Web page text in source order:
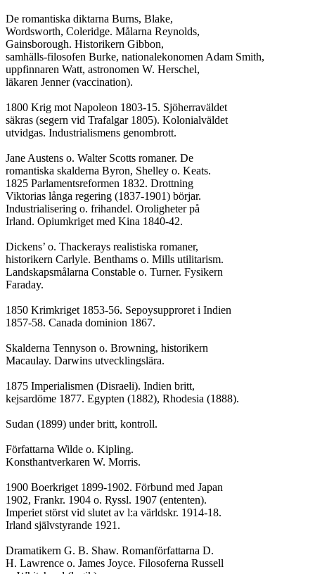
De romantiska diktarna Burns, Blake,
Wordsworth, Coleridge. Målarna Reynolds,
Gainsborough. Historikern Gibbon,
samhälls-filosofen Burke, nationalekonomen Adam Smith,
uppfinnaren Watt, astronomen W. Herschel,
läkaren Jenner (vaccination).
1800 Krig mot Napoleon 1803-15. Sjöherraväldet
säkras (segern vid Trafalgar 1805). Kolonialväldet
utvidgas. Industrialismens genombrott.
Jane Austens o. Walter Scotts romaner. De
romantiska skalderna Byron, Shelley o. Keats.
1825 Parlamentsreformen 1832. Drottning
Viktorias långa regering (1837-1901) börjar.
Industrialisering o. frihandel. Oroligheter på
Irland. Opiumkriget med Kina 1840-42.
Dickens’ o. Thackerays realistiska romaner,
historikern Carlyle. Benthams o. Mills utilitarism.
Landskapsmålarna Constable o. Turner. Fysikern
Faraday.
1850 Krimkriget 1853-56. Sepoysupproret i Indien
1857-58. Canada dominion 1867.
Skalderna Tennyson o. Browning, historikern
Macaulay. Darwins utvecklingslära.
1875 Imperialismen (Disraeli). Indien britt,
kejsardöme 1877. Egypten (1882), Rhodesia (1888).
Sudan (1899) under britt, kontroll.
Författarna Wilde o. Kipling.
Konsthantverkaren W. Morris.
1900 Boerkriget 1899-1902. Förbund med Japan
1902, Frankr. 1904 o. Ryssl. 1907 (ententen).
Imperiet störst vid slutet av l:a världskr. 1914-18.
Irland självstyrande 1921.
Dramatikern G. B. Shaw. Romanförfattarna D.
H. Lawrence o. James Joyce. Filosoferna Russell